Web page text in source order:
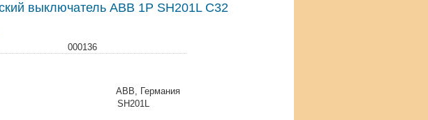
выключатель ABB 1Р SH201L C32
000136
ABB, Германия
SH201L